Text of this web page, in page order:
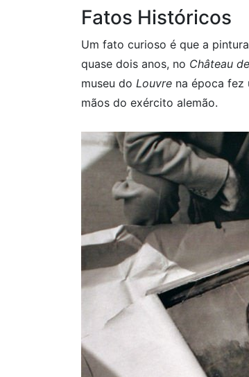
Fatos Históricos
Um fato curioso é que a
quase dois anos, no Château
museu do Louvre na época fez
mãos do exército alemão.